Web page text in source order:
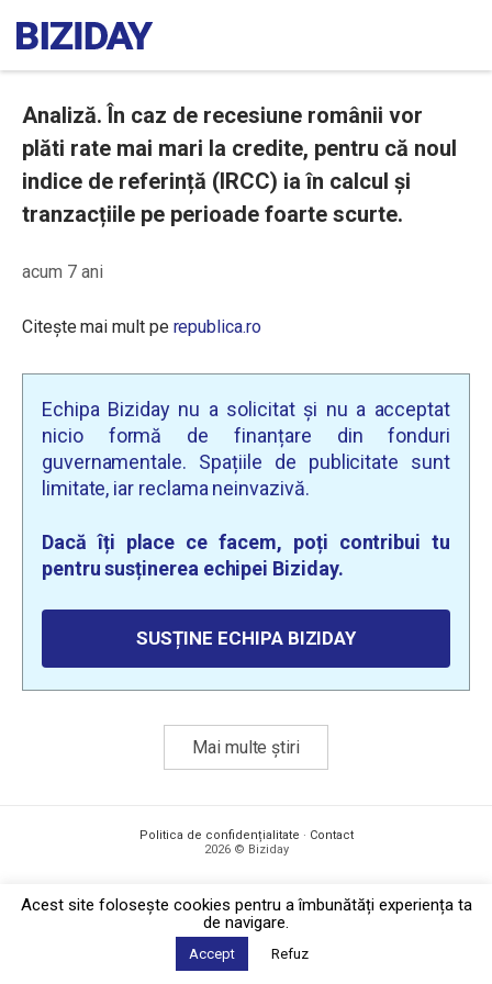
Analiză. În caz de recesiune românii vor
plăti rate mai mari la credite, pentru că noul
indice de referință (IRCC) ia în calcul și
tranzacțiile pe perioade foarte scurte.
acum 7 ani
Citește mai mult pe republica.ro
Echipa Biziday nu a solicitat și nu a acceptat
nicio formă de finanțare din fonduri
guvernamentale. Spațiile de publicitate sunt
limitate, iar reclama neinvazivă.
Dacă îți place ce facem, poți contribui tu
pentru susținerea echipei Biziday.
SUSȚINE ECHIPA BIZIDAY
Mai multe știri
Politica de confidențialitate · Contact
2026 © Biziday
Acest site foloseşte cookies pentru a îmbunătăți experiența ta
de navigare.
Accept Refuz